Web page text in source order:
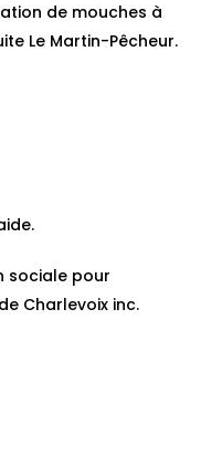
de mouches à
Le Martin-Pêcheur.
sociale pour
Charlevoix inc.